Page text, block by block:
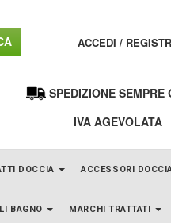
ACCEDI /
SPEDIZIONE SEMPRE
IVA AGEVOLATA
DOCCIA ACCESSORI
BAGNO MARCHI TRATTATI